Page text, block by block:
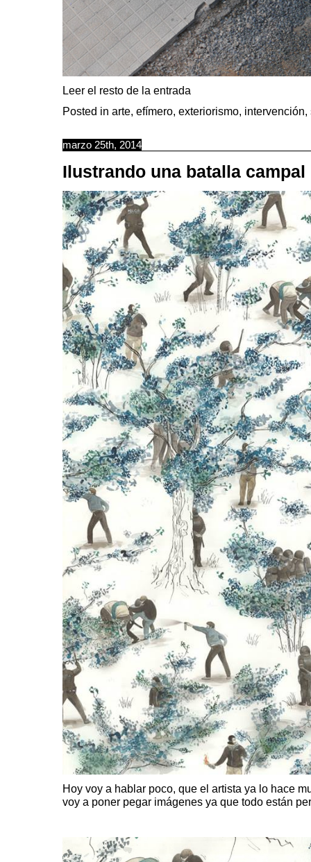
Leer el resto de la entrada
Posted in arte, efímero, exteriorismo, intervención,
marzo 25th, 2014
Ilustrando una batalla campal
Hoy voy a hablar poco, que el artista ya lo hace
voy a poner pegar imágenes ya que todo están